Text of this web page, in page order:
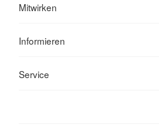
Mitwirken
Informieren
Service